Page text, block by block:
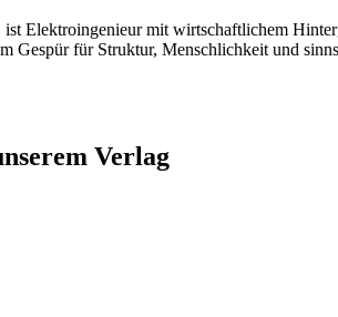
Elektroingenieur mit wirtschaftlichem
Gespür für Struktur, Menschlichkeit und
Verlag